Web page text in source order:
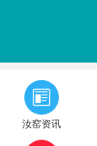
汝窑资讯